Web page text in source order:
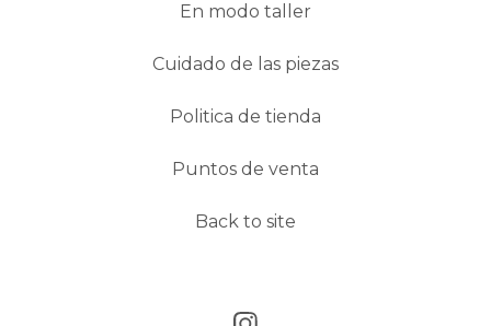
En modo taller
Cuidado de las piezas
Politica de tienda
Puntos de venta
Back to site